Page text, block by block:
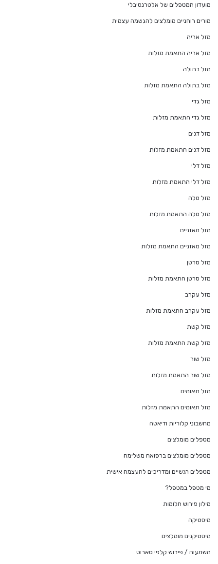
מועדון המטפלים של אלטרנטיבלי
מורים רוחניים מומלצים להגשמה עצמית
מזל אריה
מזל אריה התאמת מזלות
מזל בתולה
מזל בתולה התאמת מזלות
מזל גדי
מזל גדי התאמת מזלות
מזל דגים
מזל דגים התאמת מזלות
מזל דלי
מזל דלי התאמת מזלות
מזל טלה
מזל טלה התאמת מזלות
מזל מאזניים
מזל מאזניים התאמת מזלות
מזל סרטן
מזל סרטן התאמת מזלות
מזל עקרב
מזל עקרב התאמת מזלות
מזל קשת
מזל קשת התאמת מזלות
מזל שור
מזל שור התאמת מזלות
מזל תאומים
מזל תאומים התאמת מזלות
מחשבוני קלוריות ודיאטה
מטפלים מומלצים
מטפלים מומלצים ברפואה משלימה
מטפלים רגשיים ומדריכים להעצמה אישית
מי מטפל במטפל?
מילון פירוש חלומות
מיסטיקה
מיסטיקנים מומלצים
משמעות / פירוש קלפי טארוט